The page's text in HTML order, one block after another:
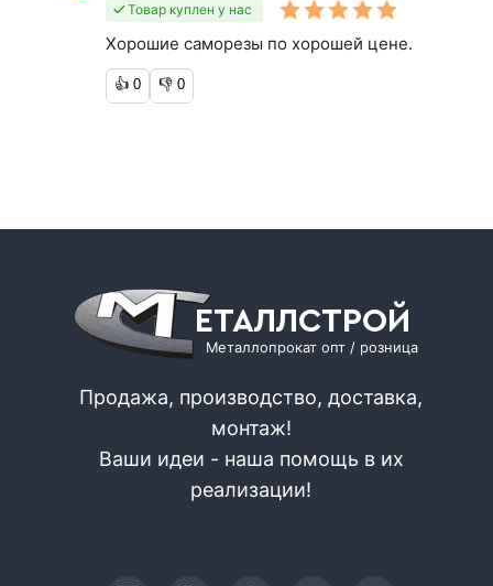
Товар куплен у нас
Хорошие саморезы по хорошей цене.
👍 0 👎 0
ЕТАЛЛСТРОЙ
Металлопрокат опт / розница
Продажа, производство, доставка,
монтаж!
Ваши идеи - наша помощь в их
реализации!